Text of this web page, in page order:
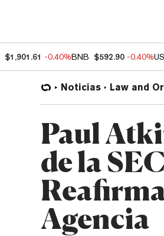
$1,901.61 -0.40%BNB $592.90 -0.40%
Noticias Law and
Paul
de la
Agencia